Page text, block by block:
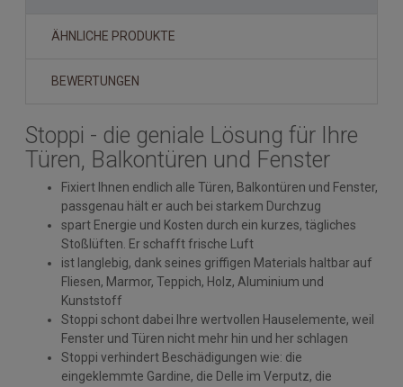
ÄHNLICHE PRODUKTE
BEWERTUNGEN
Stoppi - die geniale Lösung für Ihre
Türen, Balkontüren und Fenster
Fixiert Ihnen endlich alle Türen, Balkontüren und Fenster,
passgenau hält er auch bei starkem Durchzug
spart Energie und Kosten durch ein kurzes, tägliches
Stoßlüften. Er schafft frische Luft
ist langlebig, dank seines griffigen Materials haltbar auf
Fliesen, Marmor, Teppich, Holz, Aluminium und
Kunststoff
Stoppi schont dabei Ihre wertvollen Hauselemente, weil
Fenster und Türen nicht mehr hin und her schlagen
Stoppi verhindert Beschädigungen wie: die
eingeklemmte Gardine, die Delle im Verputz, die